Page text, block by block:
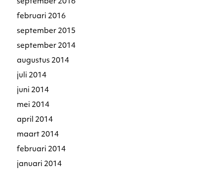
september 2016
februari 2016
september 2015
september 2014
augustus 2014
juli 2014
juni 2014
mei 2014
april 2014
maart 2014
februari 2014
januari 2014